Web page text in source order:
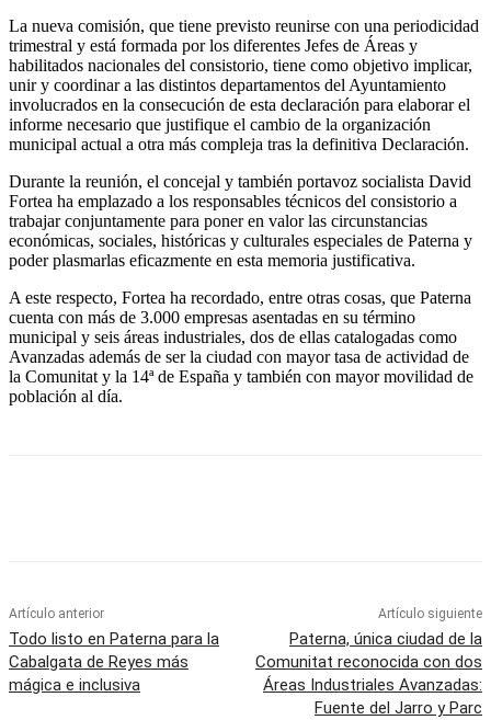
La nueva comisión, que tiene previsto reunirse con una periodicidad
trimestral y está formada por los diferentes Jefes de Áreas y
habilitados nacionales del consistorio, tiene como objetivo implicar,
unir y coordinar a las distintos departamentos del Ayuntamiento
involucrados en la consecución de esta declaración para elaborar el
informe necesario que justifique el cambio de la organización
municipal actual a otra más compleja tras la definitiva Declaración.
Durante la reunión, el concejal y también portavoz socialista David
Fortea ha emplazado a los responsables técnicos del consistorio a
trabajar conjuntamente para poner en valor las circunstancias
económicas, sociales, históricas y culturales especiales de Paterna y
poder plasmarlas eficazmente en esta memoria justificativa.
A este respecto, Fortea ha recordado, entre otras cosas, que Paterna
cuenta con más de 3.000 empresas asentadas en su término
municipal y seis áreas industriales, dos de ellas catalogadas como
Avanzadas además de ser la ciudad con mayor tasa de actividad de
la Comunitat y la 14ª de España y también con mayor movilidad de
población al día.
Artículo anterior
Todo listo en Paterna para la
Cabalgata de Reyes más
mágica e inclusiva
Artículo siguiente
Paterna, única ciudad de la
Comunitat reconocida con dos
Áreas Industriales Avanzadas:
Fuente del Jarro y Parc